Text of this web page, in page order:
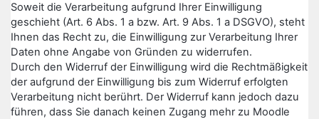
Soweit die Verarbeitung aufgrund Ihrer Einwilligung
geschieht (Art. 6 Abs. 1 a bzw. Art. 9 Abs. 1 a DSGVO), steht
Ihnen das Recht zu, die Einwilligung zur Verarbeitung Ihrer
Daten ohne Angabe von Gründen zu widerrufen.
Durch den Widerruf der Einwilligung wird die Rechtmäßigkeit
der aufgrund der Einwilligung bis zum Widerruf erfolgten
Verarbeitung nicht berührt. Der Widerruf kann jedoch dazu
führen, dass Sie danach keinen Zugang mehr zu Moodle